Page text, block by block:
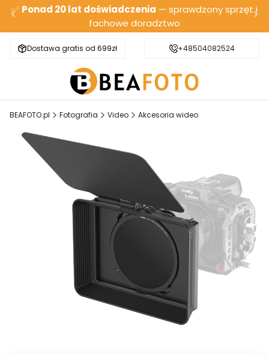
✅ Ponad 20 lat doświadczenia — sprawdzony sprzęt i
fachowe doradztwo
Dostawa gratis od 699zł Bezpieczna wysyłka
+48504082524
BEAFOTO.pl Fotografia Video Akcesoria wideo